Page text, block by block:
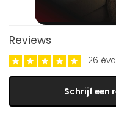
Reviews
26
Schrijf een